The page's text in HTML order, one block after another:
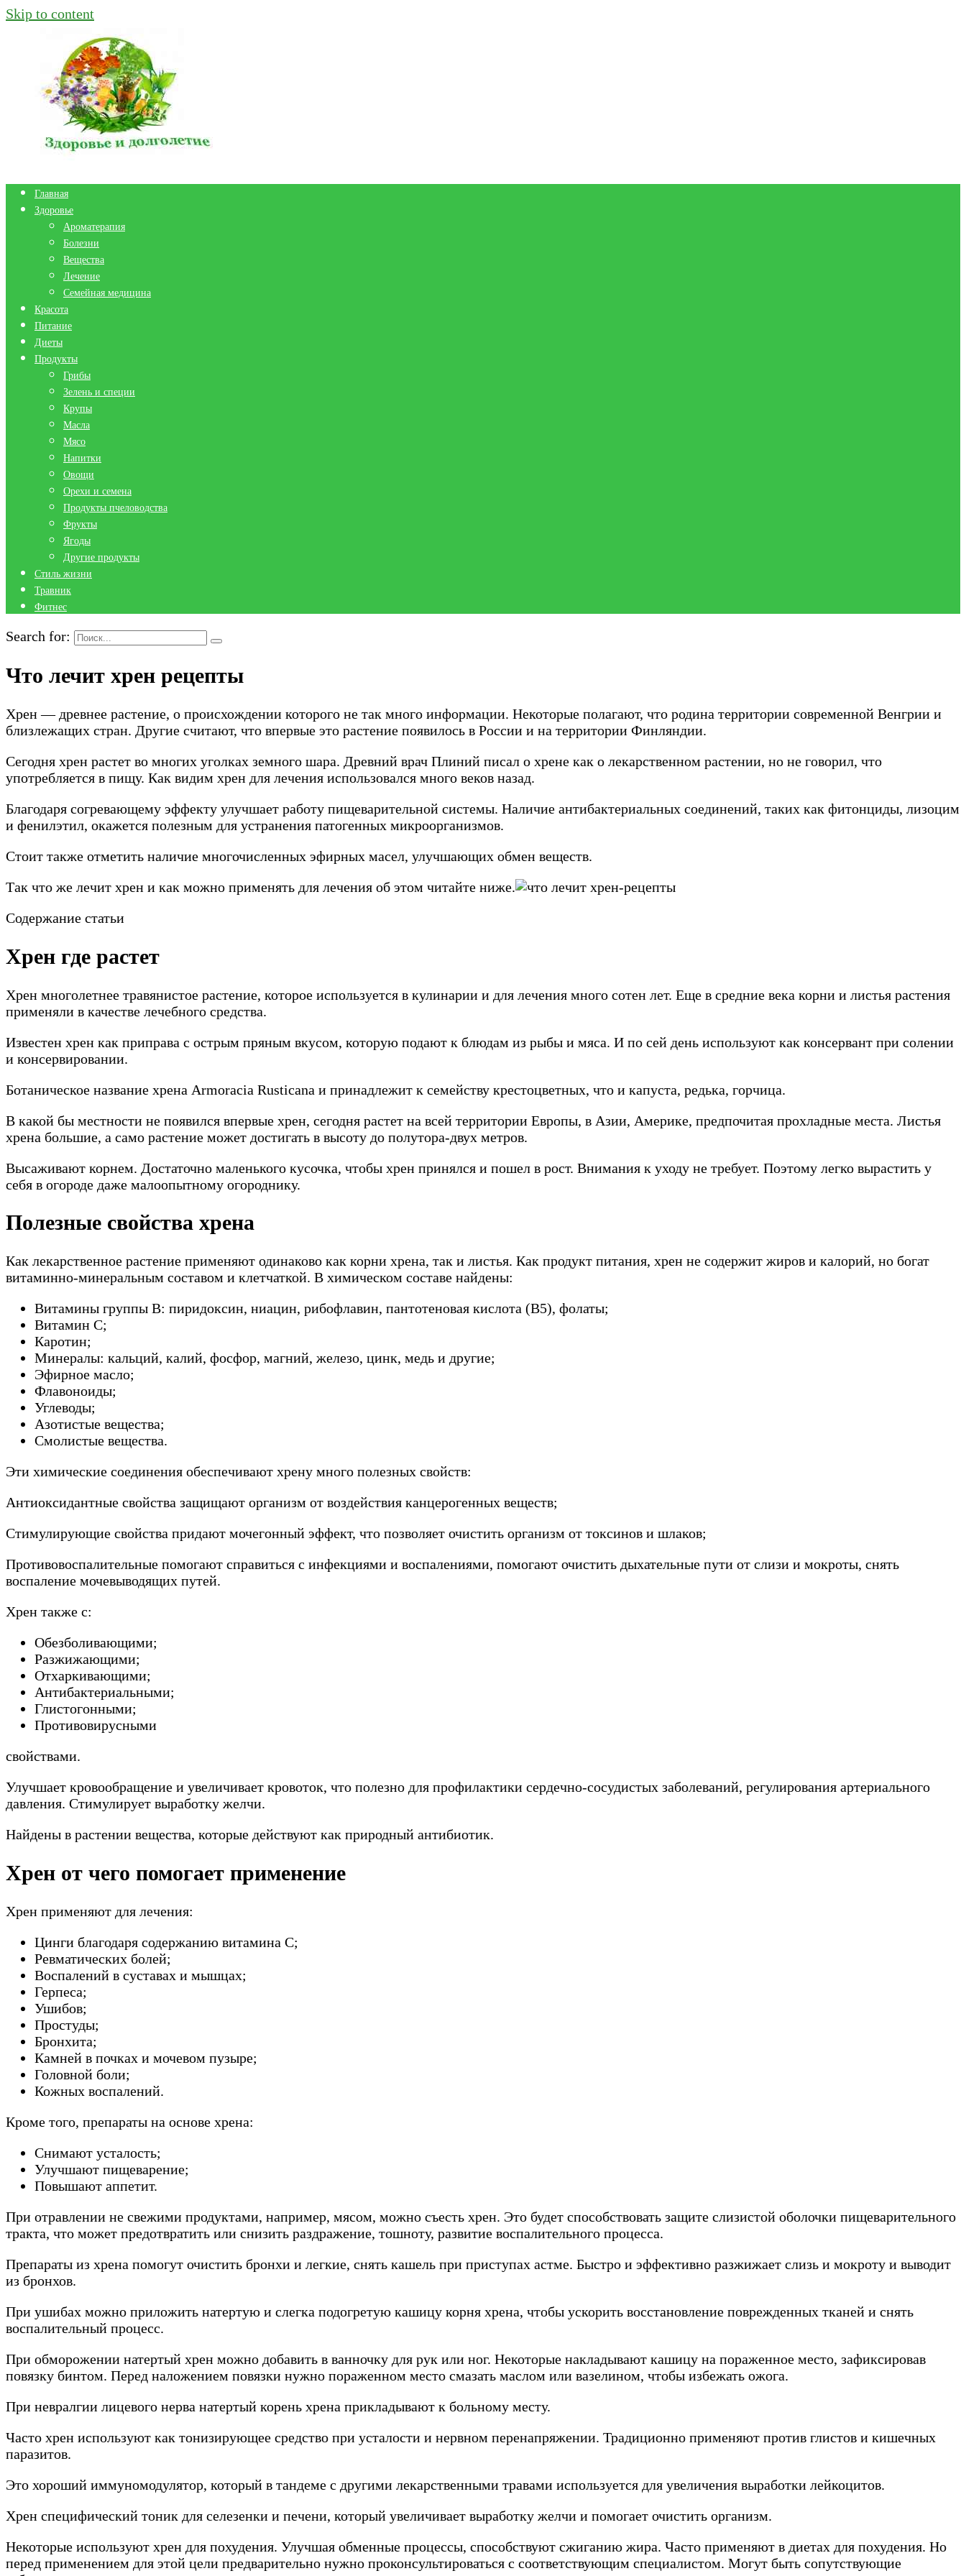
Skip to content
Главная
Здоровье
Ароматерапия
Болезни
Вещества
Лечение
Семейная медицина
Красота
Питание
Диеты
Продукты
Грибы
Зелень и специи
Крупы
Масла
Мясо
Напитки
Овощи
Орехи и семена
Продукты пчеловодства
Фрукты
Ягоды
Другие продукты
Стиль жизни
Травник
Фитнес
Search for:
Что лечит хрен рецепты
Хрен — древнее растение, о происхождении которого не так много информации. Некоторые полагают, что родина территории современной Венгрии и
близлежащих стран. Другие считают, что впервые это растение появилось в России и на территории Финляндии.
Сегодня хрен растет во многих уголках земного шара. Древний врач Плиний писал о хрене как о лекарственном растении, но не говорил, что
употребляется в пищу. Как видим хрен для лечения использовался много веков назад.
Благодаря согревающему эффекту улучшает работу пищеварительной системы. Наличие антибактериальных соединений, таких как фитонциды, лизоцим
и фенилэтил, окажется полезным для устранения патогенных микроорганизмов.
Стоит также отметить наличие многочисленных эфирных масел, улучшающих обмен веществ.
Так что же лечит хрен и как можно применять для лечения об этом читайте ниже.
Содержание статьи
Хрен где растет
Хрен многолетнее травянистое растение, которое используется в кулинарии и для лечения много сотен лет. Еще в средние века корни и листья растения
применяли в качестве лечебного средства.
Известен хрен как приправа с острым пряным вкусом, которую подают к блюдам из рыбы и мяса. И по сей день используют как консервант при солении
и консервировании.
Ботаническое название хрена Armoracia Rusticana и принадлежит к семейству крестоцветных, что и капуста, редька, горчица.
В какой бы местности не появился впервые хрен, сегодня растет на всей территории Европы, в Азии, Америке, предпочитая прохладные места. Листья
хрена большие, а само растение может достигать в высоту до полутора-двух метров.
Высаживают корнем. Достаточно маленького кусочка, чтобы хрен принялся и пошел в рост. Внимания к уходу не требует. Поэтому легко вырастить у
себя в огороде даже малоопытному огороднику.
Полезные свойства хрена
Как лекарственное растение применяют одинаково как корни хрена, так и листья. Как продукт питания, хрен не содержит жиров и калорий, но богат
витаминно-минеральным составом и клетчаткой. В химическом составе найдены:
Витамины группы В: пиридоксин, ниацин, рибофлавин, пантотеновая кислота (В5), фолаты;
Витамин С;
Каротин;
Минералы: кальций, калий, фосфор, магний, железо, цинк, медь и другие;
Эфирное масло;
Флавоноиды;
Углеводы;
Азотистые вещества;
Смолистые вещества.
Эти химические соединения обеспечивают хрену много полезных свойств:
Антиоксидантные свойства защищают организм от воздействия канцерогенных веществ;
Стимулирующие свойства придают мочегонный эффект, что позволяет очистить организм от токсинов и шлаков;
Противовоспалительные помогают справиться с инфекциями и воспалениями, помогают очистить дыхательные пути от слизи и мокроты, снять
воспаление мочевыводящих путей.
Хрен также с:
Обезболивающими;
Разжижающими;
Отхаркивающими;
Антибактериальными;
Глистогонными;
Противовирусными
свойствами.
Улучшает кровообращение и увеличивает кровоток, что полезно для профилактики сердечно-сосудистых заболеваний, регулирования артериального
давления. Стимулирует выработку желчи.
Найдены в растении вещества, которые действуют как природный антибиотик.
Хрен от чего помогает применение
Хрен применяют для лечения:
Цинги благодаря содержанию витамина С;
Ревматических болей;
Воспалений в суставах и мышцах;
Герпеса;
Ушибов;
Простуды;
Бронхита;
Камней в почках и мочевом пузыре;
Головной боли;
Кожных воспалений.
Кроме того, препараты на основе хрена:
Снимают усталость;
Улучшают пищеварение;
Повышают аппетит.
При отравлении не свежими продуктами, например, мясом, можно съесть хрен. Это будет способствовать защите слизистой оболочки пищеварительного
тракта, что может предотвратить или снизить раздражение, тошноту, развитие воспалительного процесса.
Препараты из хрена помогут очистить бронхи и легкие, снять кашель при приступах астме. Быстро и эффективно разжижает слизь и мокроту и выводит
из бронхов.
При ушибах можно приложить натертую и слегка подогретую кашицу корня хрена, чтобы ускорить восстановление поврежденных тканей и снять
воспалительный процесс.
При обморожении натертый хрен можно добавить в ванночку для рук или ног. Некоторые накладывают кашицу на пораженное место, зафиксировав
повязку бинтом. Перед наложением повязки нужно пораженном место смазать маслом или вазелином, чтобы избежать ожога.
При невралгии лицевого нерва натертый корень хрена прикладывают к больному месту.
Часто хрен используют как тонизирующее средство при усталости и нервном перенапряжении. Традиционно применяют против глистов и кишечных
паразитов.
Это хороший иммуномодулятор, который в тандеме с другими лекарственными травами используется для увеличения выработки лейкоцитов.
Хрен специфический тоник для селезенки и печени, который увеличивает выработку желчи и помогает очистить организм.
Некоторые используют хрен для похудения. Улучшая обменные процессы, способствуют сжиганию жира. Часто применяют в диетах для похудения. Но
перед применением для этой цели предварительно нужно проконсультироваться с соответствующим специалистом. Могут быть сопутствующие